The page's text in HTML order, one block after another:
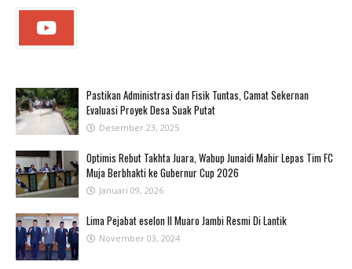
Pastikan Administrasi dan Fisik Tuntas, Camat Sekernan
Evaluasi Proyek Desa Suak Putat
Desember 23, 2025
Optimis Rebut Takhta Juara, Wabup Junaidi Mahir Lepas Tim FC
Muja Berbhakti ke Gubernur Cup 2026
Januari 09, 2026
Lima Pejabat eselon II Muaro Jambi Resmi Di Lantik
November 03, 2024